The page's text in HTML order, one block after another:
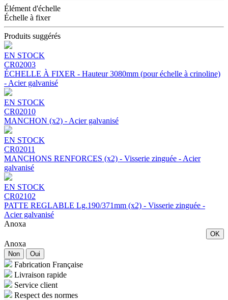
Élément d'échelle
Échelle à fixer
Produits suggérés
EN STOCK
CR02003
ÉCHELLE À FIXER - Hauteur 3080mm (pour échelle à crinoline)
- Acier galvanisé
EN STOCK
CR02010
MANCHON (x2) - Acier galvanisé
EN STOCK
CR02011
MANCHONS RENFORCES (x2) - Visserie zinguée - Acier
galvanisé
EN STOCK
CR02102
PATTE REGLABLE Lg.190/371mm (x2) - Visserie zinguée -
Acier galvanisé
Anoxa
OK
Anoxa
Non Oui
Fabrication Française
Livraison rapide
Service client
Respect des normes